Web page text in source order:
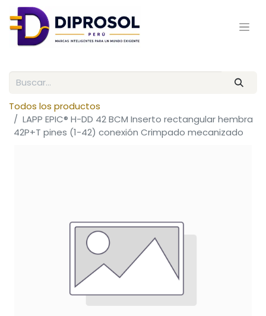
Todos los productos
LAPP EPIC® H-DD 42 BCM Inserto rectangular hembra
42P+T pines (1-42) conexión Crimpado mecanizado